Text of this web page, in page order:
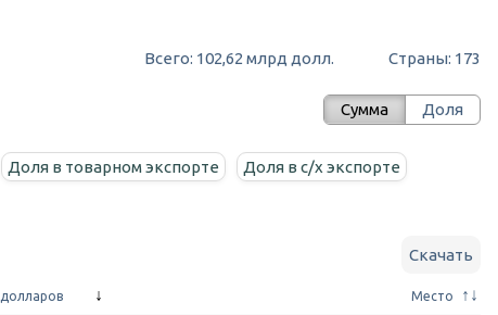
Всего: 102,62 млрд долл. Страны: 173
Сумма Доля
Доля в товарном экспорте
Доля в c/х экспорте
Скачать
долларов Место